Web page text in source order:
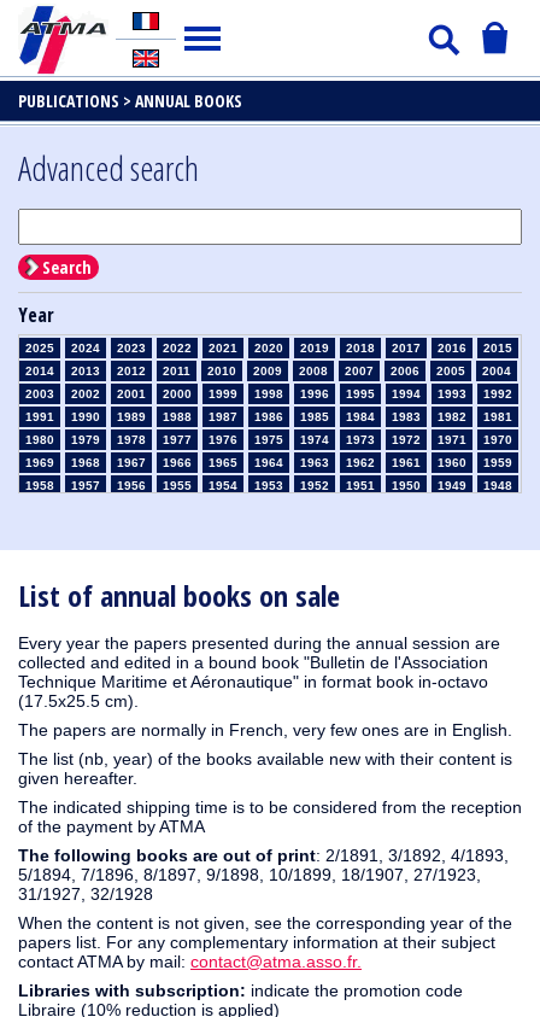
PUBLICATIONS > ANNUAL BOOKS
List of annual books on sale
Every year the papers presented during the annual session are
collected and edited in a bound book "Bulletin de l'Association
Technique Maritime et Aéronautique" in format book in-octavo
(17.5x25.5 cm).
The papers are normally in French, very few ones are in English.
The list (nb, year) of the books available new with their content is
given hereafter.
The indicated shipping time is to be considered from the reception
of the payment by ATMA
The following books are out of print: 2/1891, 3/1892, 4/1893,
5/1894, 7/1896, 8/1897, 9/1898, 10/1899, 18/1907, 27/1923,
31/1927, 32/1928
When the content is not given, see the corresponding year of the
papers list. For any complementary information at their subject
contact ATMA by mail: contact@atma.asso.fr.
Libraries with subscription: indicate the promotion code
Libraire (10% reduction is applied)
Advanced search
Search
Year
2025 2024 2023 2022 2021 2020 2019 2018 2017 2016
2015
2014
2013 2012 2011 2010 2009 2008 2007 2006 2005
2004
2003
2002 2001 2000 1999 1998 1996 1995 1994 1993
1992
1991
1990 1989 1988 1987 1986 1985 1984 1983 1982
1981
1980
1979 1978 1977 1976 1975 1974 1973 1972 1971
1970
1969
1968 1967 1966 1965 1964 1963 1962 1961 1960
1959
1958
1957 1956 1955 1954 1953 1952 1951 1950 1949
1948
1910
1909 1908 1906 1905 1904 1903 1902 1901 1900
1895